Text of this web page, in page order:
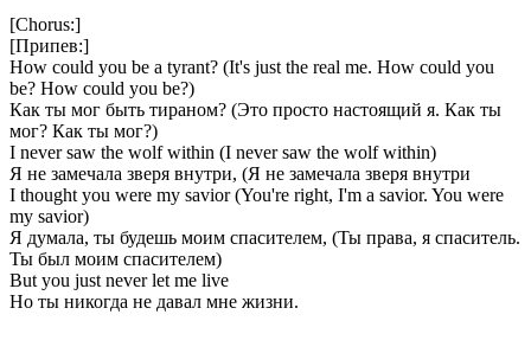
[Chorus:]
[Припев:]
How could you be a tyrant? (It's just the real me. How could you
be? How could you be?)
Как ты мог быть тираном? (Это просто настоящий я. Как ты
мог? Как ты мог?)
I never saw the wolf within (I never saw the wolf within)
Я не замечала зверя внутри, (Я не замечала зверя внутри
I thought you were my savior (You're right, I'm a savior. You were
my savior)
Я думала, ты будешь моим спасителем, (Ты права, я спаситель.
Ты был моим спасителем)
But you just never let me live
Но ты никогда не давал мне жизни.